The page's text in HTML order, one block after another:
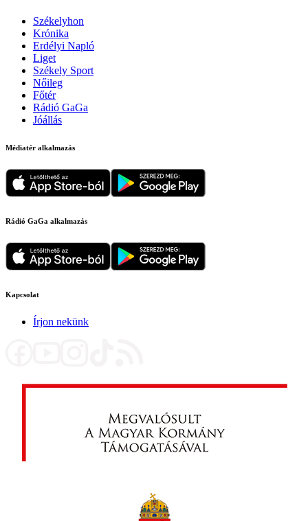
Székelyhon
Krónika
Erdélyi Napló
Liget
Székely Sport
Nőileg
Főtér
Rádió GaGa
Jóállás
Médiatér alkalmazás
Rádió GaGa alkalmazás
Kapcsolat
Írjon nekünk